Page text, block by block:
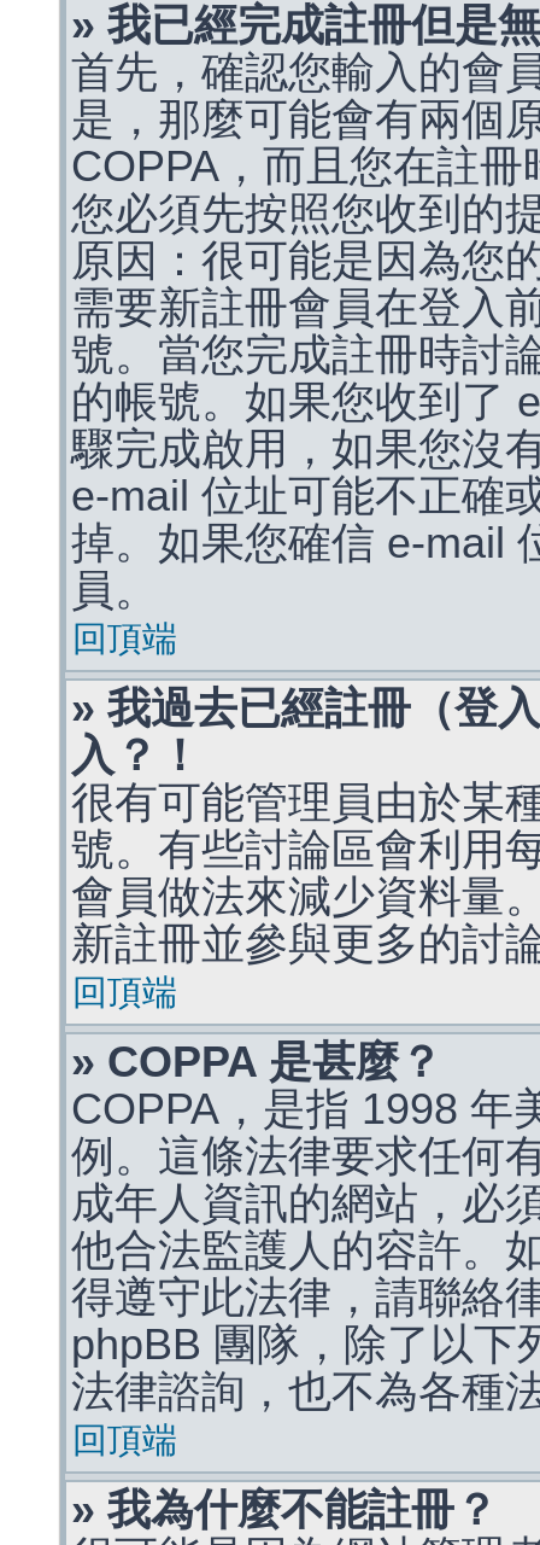
» 我已經完成註冊但是
首先，確認您輸入的會
是，那麼可能會有兩個
COPPA，而且您在註
您必須先按照您收到的
原因：很可能是因為您
需要新註冊會員在登入
號。當您完成註冊時討
的帳號。如果您收到了
驟完成啟用，如果您沒
e-mail 位址可能不正確
掉。如果您確信 e-mail
員。
回頂端
» 我過去已經註冊（登
入？！
很有可能管理員由於某
號。有些討論區會利用
會員做法來減少資料量
新註冊並參與更多的討
回頂端
» COPPA 是甚麼？
COPPA，是指 1998 年
例。這條法律要求任何
成年人資訊的網站，必
他合法監護人的容許。
得遵守此法律，請聯絡
phpBB 團隊，除了以下
法律諮詢，也不為各種
回頂端
» 我為什麼不能註冊？